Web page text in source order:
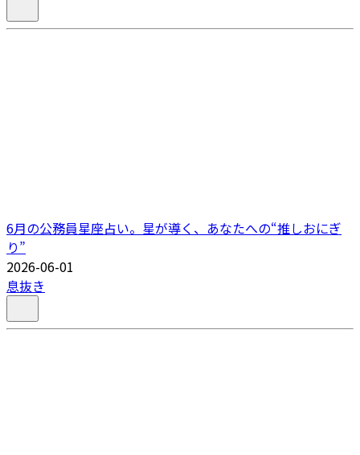
6月の公務員星座占い。星が導く、あなたへの“推しおにぎ
り”
2026-06-01
息抜き